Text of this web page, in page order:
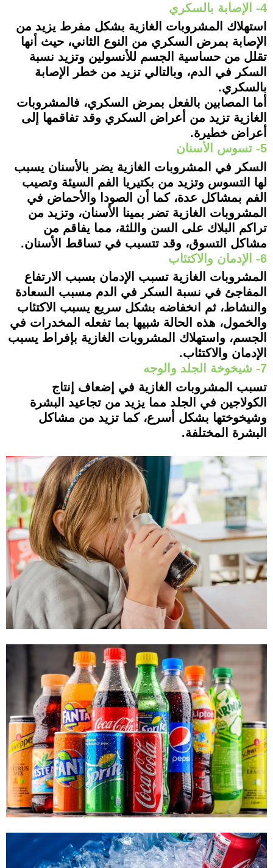
4- الإصابة بالسكري
استهلاك المشروبات الغازية بشكل مفرط يزيد من
الإصابة بمرض السكري من النوع الثاني، حيث أنها
تقلل من حساسية الجسم للأنسولين وتزيد نسبة
السكر في الدم، وبالتالي تزيد من خطر الإصابة
بالسكري.
أما المصابين بالفعل بمرض السكري، فالمشروبات
الغازية تزيد من أعراض السكري وقد تفاقمها إلى
أعراض خطيرة.
5- تسوس الأسنان
السكر في المشروبات الغازية يضر بالأسنان يسبب
لها التسوس وتزيد من بكتيريا الفم السيئة وتصيب
الفم بمشاكل عدة، كما أن الصودا والأحماض في
المشروبات الغازية تضر بمينا الأسنان، وتزيد من
تراكم البلاك على السن واللثة، مما يفاقم من
مشاكل التسوق، وقد تتسبب في تساقط الأسنان.
6- الإدمان والاكتئاب
المشروبات الغازية تسبب الإدمان بسبب الارتفاع
المفاجئ في نسبة السكر في الدم مسبب السعادة
والنشاط، ثم انخفاضه بشكل سريع يسبب الاكتئاب
والخمول، هذه الحالة شبيها بما تفعله المخدرات في
الجسم، واستهلاك المشروبات الغازية بإفراط يسبب
الإدمان والاكتئاب.
7- شيخوخة الجلد والوجه
تسبب المشروبات الغازية في إضعاف إنتاج
الكولاجين في الجلد مما يزيد من تجاعيد البشرة
وشيخوختها بشكل أسرع، كما تزيد من مشاكل
البشرة المختلفة.